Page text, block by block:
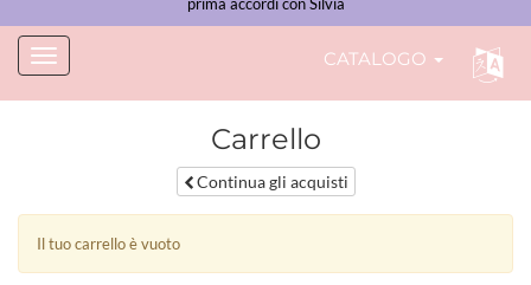
CATALOGO
Carrello
Continua gli acquisti
Il tuo carrello è vuoto